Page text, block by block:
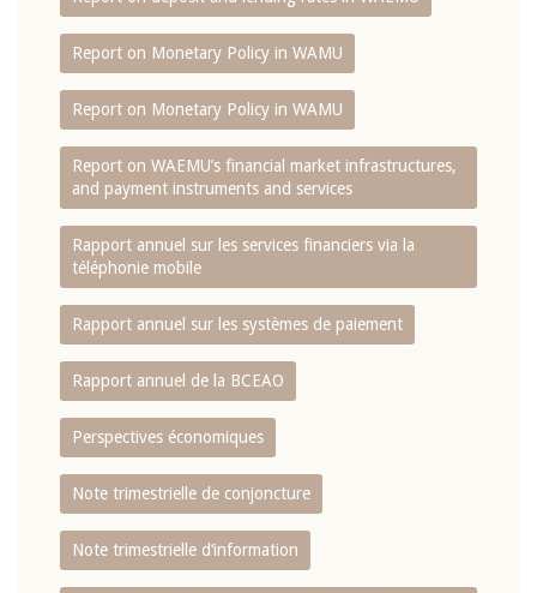
Report on Monetary Policy in WAMU
Report on Monetary Policy in WAMU
Report on WAEMU’s financial market infrastructures,
and payment instruments and services
Rapport annuel sur les services financiers via la
téléphonie mobile
Rapport annuel sur les systèmes de paiement
Rapport annuel de la BCEAO
Perspectives économiques
Note trimestrielle de conjoncture
Note trimestrielle d‘information